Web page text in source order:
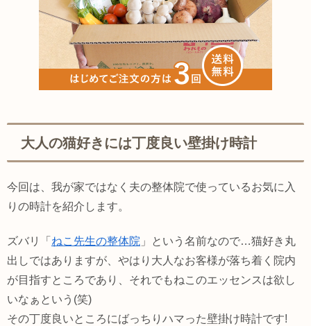
大人の猫好きには丁度良い壁掛け時計
今回は、我が家ではなく夫の整体院で使っているお気に入
りの時計を紹介します。
ズバリ「 ねこ先生の整体院 」という名前なので…猫好き丸
出しではありますが、やはり大人なお客様が落ち着く院内
が目指すところであり、それでもねこのエッセンスは欲し
いなぁという(笑)
その丁度良いところにばっちりハマった壁掛け時計です!